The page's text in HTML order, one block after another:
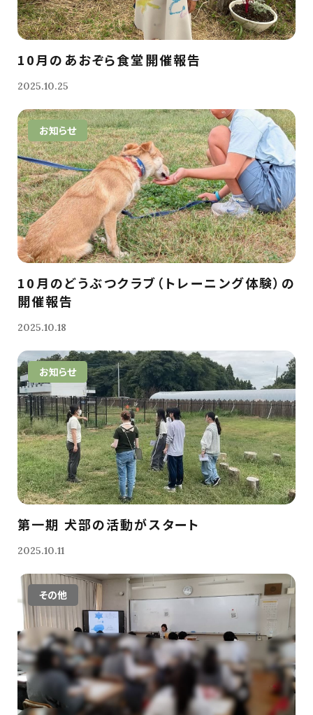
10月のあおぞら食堂開催報告
2025.10.25
お知らせ
10月のどうぶつクラブ（トレーニング体験）の
開催報告
2025.10.18
お知らせ
第一期 犬部の活動がスタート
2025.10.11
その他